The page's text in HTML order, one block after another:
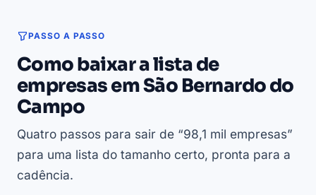
PASSO A PASSO
Como baixar a lista de
empresas em São Bernardo do
Campo
Quatro passos para sair de “98,1 mil empresas”
para uma lista do tamanho certo, pronta para a
cadência.